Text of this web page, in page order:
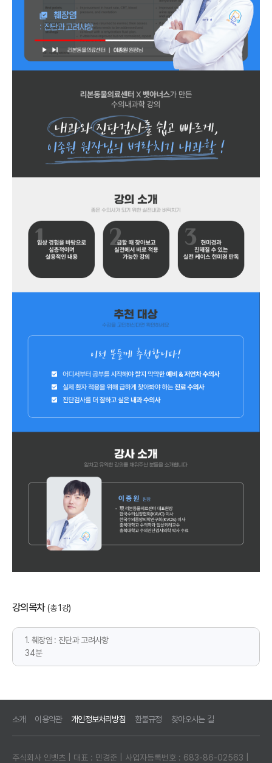
강의목차 (총 1강)
1. 췌장염 : 진단과 고려사항
34분
소개 이용약관 개인정보처리방침 환불규정 찾아오시는 길
주식회사 인벳츠 | 대표 : 민경준 | 사업자등록번호 : 683-86-02563 |